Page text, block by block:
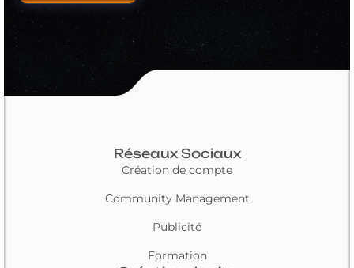
Réseaux Sociaux
Création de compte
Community Management
Publicité
Formation